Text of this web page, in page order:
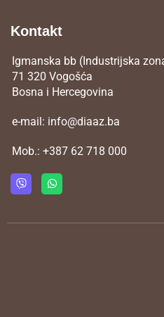
Kontakt
Igmanska bb (Industrijska
71 320 Vogošća
Bosna i Hercegovina
e-mail: info@diaaz.ba
Mob.: +387 62 718 000